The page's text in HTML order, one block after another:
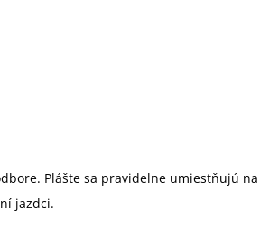
Plášte sa pravidelne umiestňujú
jazdci.